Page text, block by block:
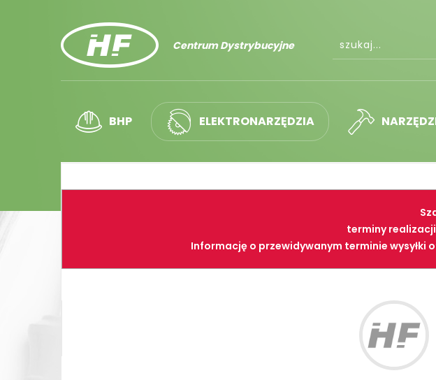
Centrum Dystrybucyjne
BHP ELEKTRONARZĘDZIA
terminy
Informację o przewidywanym terminie wysyłki